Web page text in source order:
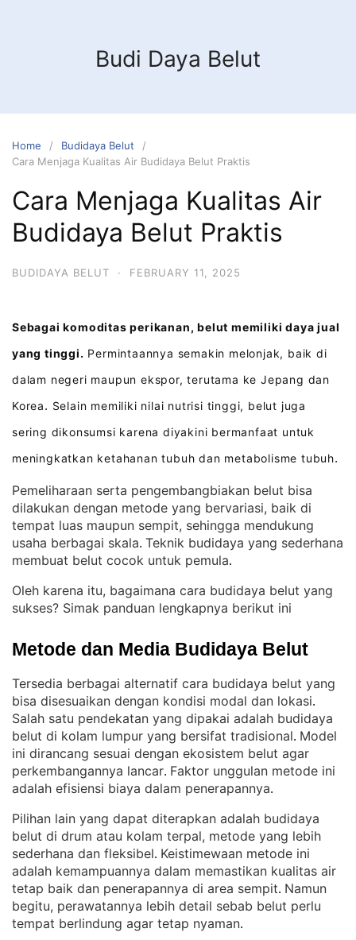
Budi Daya Belut
Home
Budidaya Belut
Cara Menjaga Kualitas Air Budidaya Belut Praktis
Cara Menjaga Kualitas Air
Budidaya Belut Praktis
BUDIDAYA BELUT · FEBRUARY 11, 2025
Sebagai komoditas perikanan, belut memiliki daya jual
yang tinggi. Permintaannya semakin melonjak, baik di
dalam negeri maupun ekspor, terutama ke Jepang dan
Korea. Selain memiliki nilai nutrisi tinggi, belut juga
sering dikonsumsi karena diyakini bermanfaat untuk
meningkatkan ketahanan tubuh dan metabolisme tubuh.
Pemeliharaan serta pengembangbiakan belut bisa
dilakukan dengan metode yang bervariasi, baik di
tempat luas maupun sempit, sehingga mendukung
usaha berbagai skala. Teknik budidaya yang sederhana
membuat belut cocok untuk pemula.
Oleh karena itu, bagaimana cara budidaya belut yang
sukses? Simak panduan lengkapnya berikut ini
Metode dan Media Budidaya Belut
Tersedia berbagai alternatif cara budidaya belut yang
bisa disesuaikan dengan kondisi modal dan lokasi
Salah satu pendekatan yang dipakai adalah budidaya
belut di kolam lumpur yang bersifat tradisional. Model
ini dirancang sesuai dengan ekosistem belut agar
perkembangannya lancar. Faktor unggulan metode ini
adalah efisiensi biaya dalam penerapannya.
Pilihan lain yang dapat diterapkan adalah budidaya
belut di drum atau kolam terpal, metode yang lebih
sederhana dan fleksibel. Keistimewaan metode ini
adalah kemampuannya dalam memastikan kualitas air
tetap baik dan penerapannya di area sempit. Namun
begitu, perawatannya lebih detail sebab belut perlu
tempat berlindung agar tetap nyaman.